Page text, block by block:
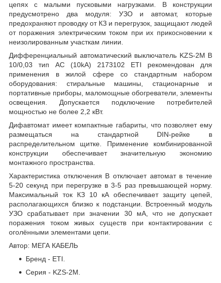
цепях с малыми пусковыми нагрузками. В конструкции
предусмотрено два модуля: УЗО и автомат, которые
предохраняют проводку от КЗ и перегрузок, защищают людей
от поражения электрическим током при их прикосновении к
неизолированным участкам линии.
Дифференциальный автоматический выключатель KZS-2M B
10/0,03 тип AC (10kA) 2173102 ETI рекомендован для
применения в жилой сфере со стандартным набором
оборудования: стиральные машины, стационарные и
портативные приборы, маломощные обогреватели, элементы
освещения. Допускается подключение потребителей
мощностью не более 2,2 кВт.
Дифавтомат имеет компактные габариты, что позволяет ему
размещаться на стандартной DIN-рейке в
распределительном щитке. Применение комбинированной
конструкции обеспечивает значительную экономию
монтажного пространства.
Характеристика отключения B отключает автомат в течение
5-20 секунд при перегрузке в 3-5 раз превышающей норму.
Максимальный ток КЗ 10 кА обеспечивает защиту цепей,
располагающихся близко к подстанции. Встроенный модуль
УЗО срабатывает при значении 30 мА, что не допускает
поражения током живых существ при контактировании с
оголёнными элементами цепи.
Автор: МЕГА КАБЕЛЬ
Бренд - ETI.
Серия - KZS-2M.